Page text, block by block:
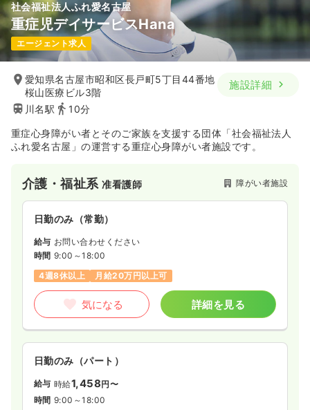
社会福祉法人ふれ愛名古屋
重症児デイサービスHana
エージェント求人
愛知県名古屋市昭和区長戸町5丁目44番地
桜山医療ビル3階
川名駅
10分
施設詳細
重症心身障がい者とそのご家族を支援する団体「社会福祉法人
ふれ愛名古屋」の運営する重症心身障がい者施設です。
介護・福祉系准看護師 障がい者施設
日勤のみ（常勤）
給与 お問い合わせください
時間 9:00～18:00
4週8休以上
月給20万円以上可
気になる 詳細を見る
日勤のみ（パート）
給与 時給1,458円〜
時間 9:00～18:00